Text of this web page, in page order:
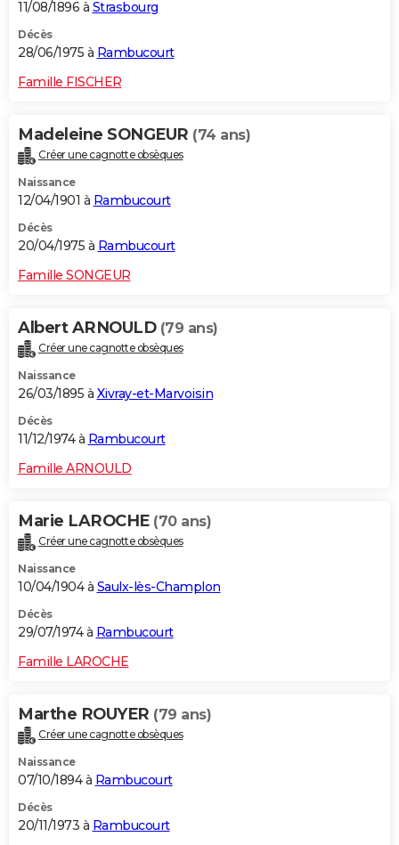
11/08/1896 à Strasbourg
Décès
28/06/1975 à Rambucourt
Famille FISCHER
Madeleine SONGEUR (74 ans)
Créer une cagnotte obsèques
Naissance
12/04/1901 à Rambucourt
Décès
20/04/1975 à Rambucourt
Famille SONGEUR
Albert ARNOULD (79 ans)
Créer une cagnotte obsèques
Naissance
26/03/1895 à Xivray-et-Marvoisin
Décès
11/12/1974 à Rambucourt
Famille ARNOULD
Marie LAROCHE (70 ans)
Créer une cagnotte obsèques
Naissance
10/04/1904 à Saulx-lès-Champlon
Décès
29/07/1974 à Rambucourt
Famille LAROCHE
Marthe ROUYER (79 ans)
Créer une cagnotte obsèques
Naissance
07/10/1894 à Rambucourt
Décès
20/11/1973 à Rambucourt